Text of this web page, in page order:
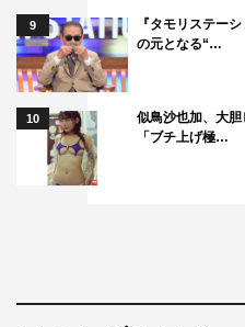
9
『タモリステー
の元となる“…
10
似鳥沙也加、大
「ブチ上げ極…